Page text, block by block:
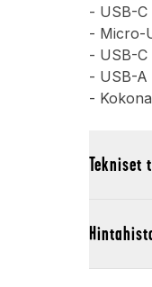
- USB-C
- Micro-
- USB-C
- USB-A
-
Tekniset